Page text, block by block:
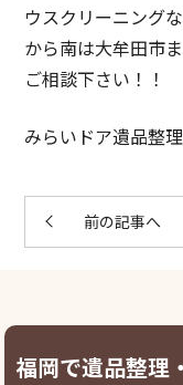
ウスクリーニング
から南は大牟田市
ご相談下さい！！
みらいドア遺品整理
前の記事へ
福岡で遺品整理